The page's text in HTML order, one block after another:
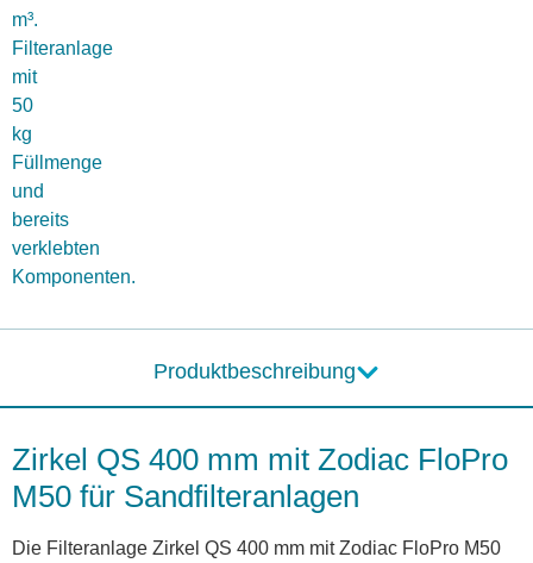
m³.
Filteranlage
mit
50
kg
Füllmenge
und
bereits
verklebten
Komponenten.
Produktbeschreibung
Zirkel QS 400 mm mit Zodiac FloPro
M50 für Sandfilteranlagen
Die Filteranlage Zirkel QS 400 mm mit Zodiac FloPro M50